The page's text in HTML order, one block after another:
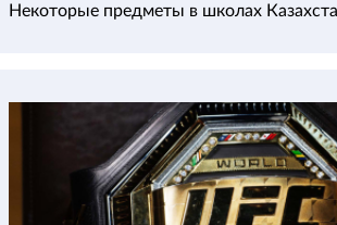
Некоторые предметы в школах